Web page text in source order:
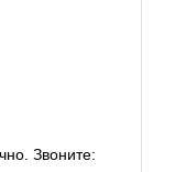
Звоните: